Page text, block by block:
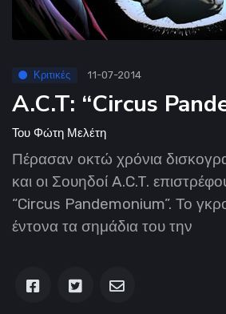
Κριτικές 11-07-2014
A.C.T: “Circus
Του Φώτη Μελέτη
Πέρασαν οκτώ χρόνια
και οι Σουηδοί A.C.T.
“Circus Pandemonium”. Το
έντονα τα σημάδια του την